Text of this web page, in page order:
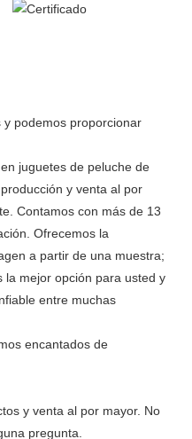
y podemos proporcionar
juguetes de peluche de
y venta al por
Contamos con más de 13
Ofrecemos la
a partir de una muestra;
la mejor opción para usted y
entre muchas
encantados de
y venta al por mayor. No
pregunta.